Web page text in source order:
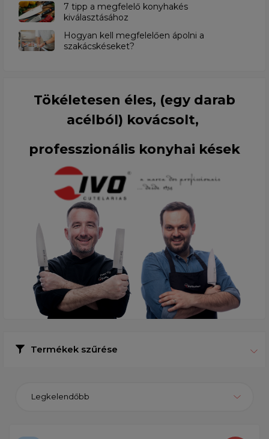
7 tipp a megfelelő konyhakés
kiválasztásához
Hogyan kell megfelelően ápolni a
szakácskéseket?
Tökéletesen éles, (egy darab
acélból) kovácsolt,
professzionális konyhai kések
Termékek szűrése
Legkelendőbb